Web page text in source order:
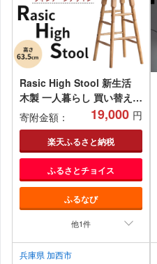
Rasic High Stool 新生活
木製 一人暮らし 買い替え
インテリア おしゃれ スツー
ル ハイスツール 椅子 いす
チェア 家具 スツール ハイ
スツール 市場家具 いちば
イチバ ICHIBA koti
寄附金額： 19,000 円
楽天ふるさと納税
ふるさとチョイス
ふるなび
他1件
兵庫県 加西市